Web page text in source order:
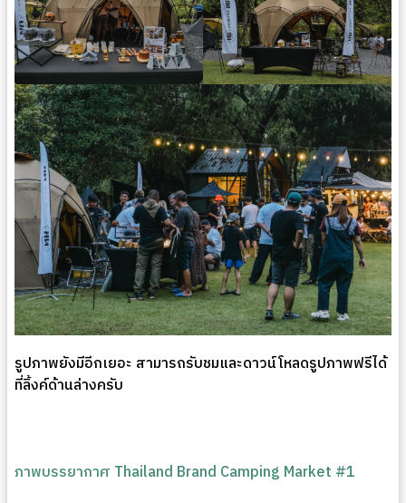
รูปภาพยังมีอีกเยอะ สามารถรับชมและดาวน์โหลดรูปภาพฟรีได้
ที่ลิ้งค์ด้านล่างครับ
ภาพบรรยากาศ Thailand Brand Camping Market #1